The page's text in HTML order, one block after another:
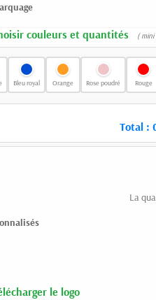
couleurs et quantités (
Bleu royal Orange Rose poudré Rouge
Total :
La
le logo